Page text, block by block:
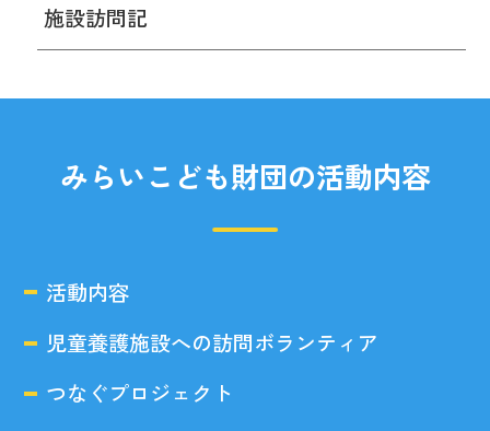
施設訪問記
みらいこども財団の活動内容
活動内容
児童養護施設への訪問ボランティア
つなぐプロジェクト